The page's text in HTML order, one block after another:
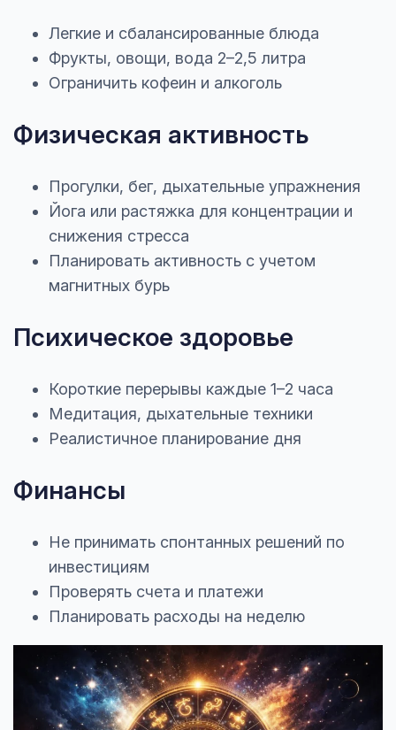
Легкие и сбалансированные блюда
Фрукты, овощи, вода 2–2,5 литра
Ограничить кофеин и алкоголь
Физическая активность
Прогулки, бег, дыхательные упражнения
Йога или растяжка для концентрации и
снижения стресса
Планировать активность с учетом
магнитных бурь
Психическое здоровье
Короткие перерывы каждые 1–2 часа
Медитация, дыхательные техники
Реалистичное планирование дня
Финансы
Не принимать спонтанных решений по
инвестициям
Проверять счета и платежи
Планировать расходы на неделю